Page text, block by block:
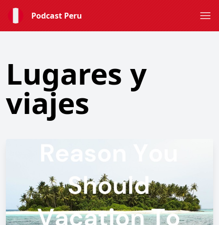
Podcast Peru
Lugares y
viajes